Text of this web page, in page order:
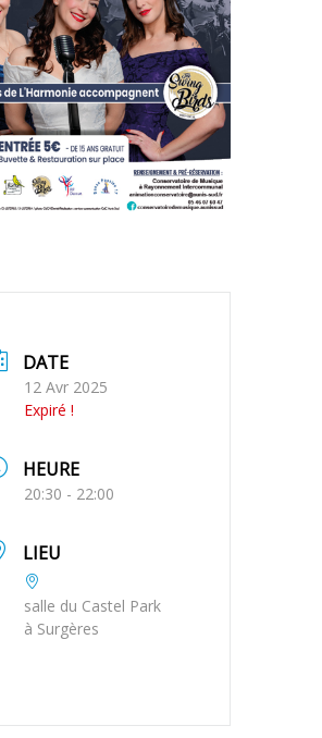
DATE
12 Avr 2025
Expiré !
HEURE
20:30 - 22:00
LIEU
salle du Castel Park
à Surgères